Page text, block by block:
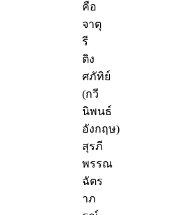
คือ
จาตุ
รี
ติง
ศภัทิย์
(กวี
นิพนธ์
อังกฤษ)
สุรภี
พรรณ
ฉัตร
าภ